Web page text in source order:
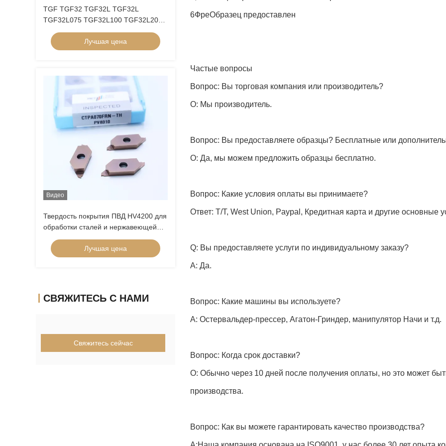
TGF TGF32 TGF32L TGF32L
TGF32L075 TGF32L100 TGF32L200
TGF32L300 Внутренний отверстий
канавки Круглое лезвие
Лучшая цена
Видео
Твердость покрытия ПВД HV4200 для
обработки сталей и нержавеющей
стали CTPA070FRN-TH
индексируемые вставки
Лучшая цена
СВЯЖИТЕСЬ С НАМИ
Свяжитесь сейчас
6ФреОбразец предоставлен
Частые вопросы
Вопрос: Вы торговая компания или производитель?
О: Мы производитель.
Вопрос: Вы предоставляете образцы? Бесплатные или
О: Да, мы можем предложить образцы бесплатно.
Вопрос: Какие условия оплаты вы принимаете?
Ответ: T/T, West Union, Paypal, Кредитная карта и другие основные
Q: Вы предоставляете услуги по индивидуальному заказу?
А: Да.
Вопрос: Какие машины вы используете?
А: Остервальдер-прессер, Агатон-Гриндер, манипулятор Начи и т.д.
Вопрос: Когда срок доставки?
О: Обычно через 10 дней после получения оплаты, но это может
производства.
Вопрос: Как вы можете гарантировать качество производства?